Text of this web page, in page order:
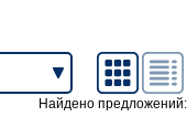
Найдено предложений: